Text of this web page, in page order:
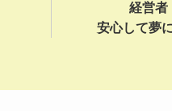
経営者
安心して夢